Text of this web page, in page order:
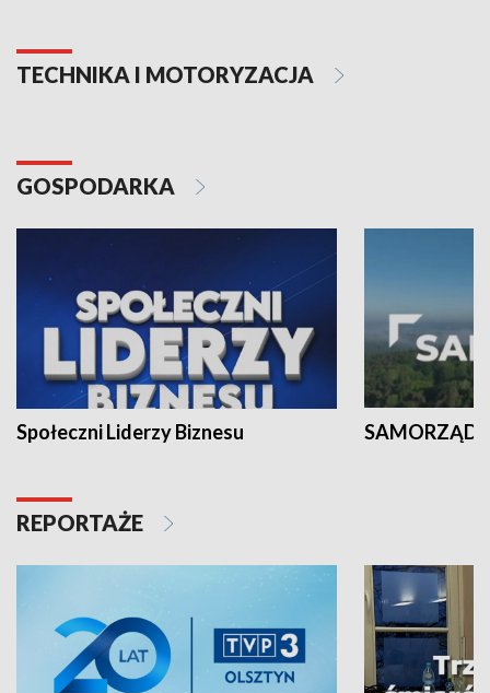
TECHNIKA I MOTORYZACJA
GOSPODARKA
Społeczni Liderzy Biznesu SAMORZĄD
REPORTAŻE